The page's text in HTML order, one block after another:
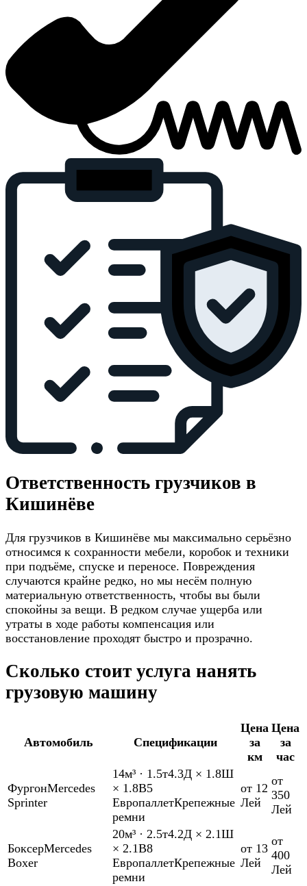
Ответственность грузчиков в
Кишинёве
Для грузчиков в Кишинёве мы максимально серьёзно
относимся к сохранности мебели, коробок и техники
при подъёме, спуске и переносе. Повреждения
случаются крайне редко, но мы несём полную
материальную ответственность, чтобы вы были
спокойны за вещи. В редком случае ущерба или
утраты в ходе работы компенсация или
восстановление проходят быстро и прозрачно.
Сколько стоит услуга нанять
грузовую машину
Автомобиль Спецификации
Цена
за
км
Цена
за
час
ФургонMercedes
Sprinter
14м³ · 1.5т4.3Д × 1.8Ш
× 1.8В5
ЕвропаллетКрепежные
ремни
от 12
Лей
от
350
Лей
БоксерMercedes
Boxer
20м³ · 2.5т4.2Д × 2.1Ш
× 2.1В8
ЕвропаллетКрепежные
ремни
от 13
Лей
от
400
Лей